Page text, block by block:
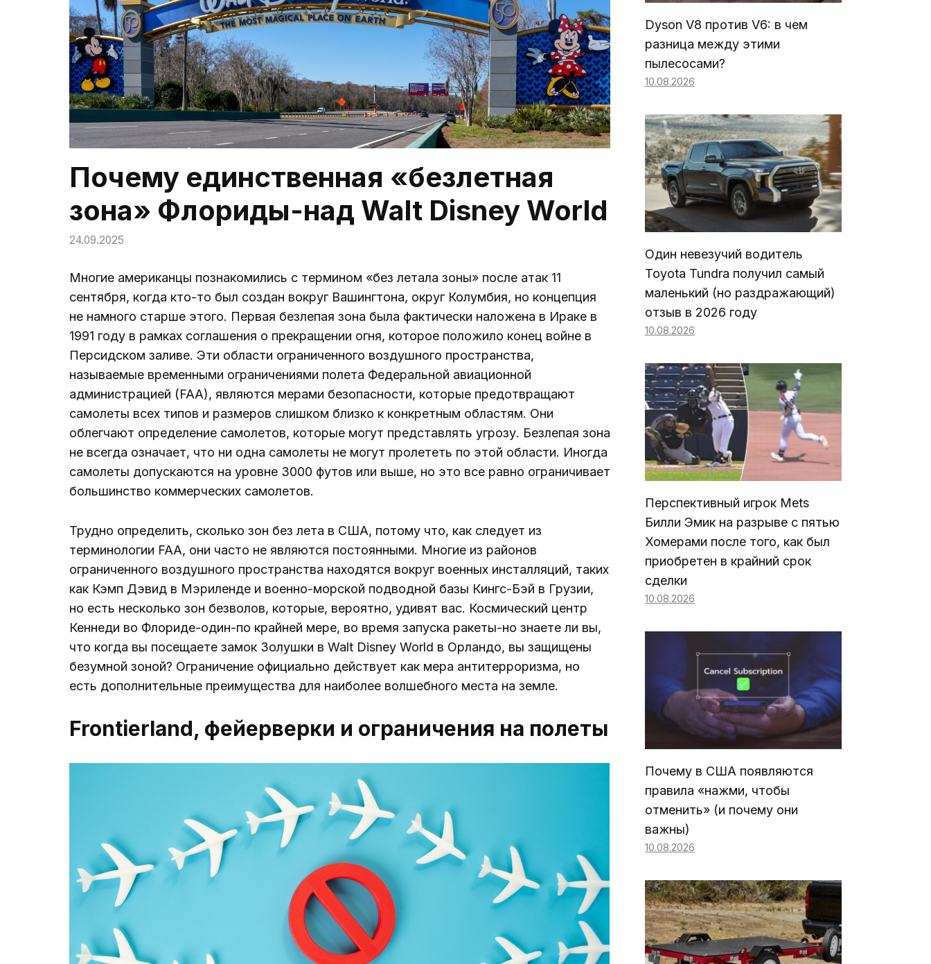
Почему единственная «безлетная
зона» Флориды-над Walt Disney World
24.09.2025
Многие американцы познакомились с термином «без летала зоны» после атак 11
сентября, когда кто-то был создан вокруг Вашингтона, округ Колумбия, но концепция
не намного старше этого. Первая безлепая зона была фактически наложена в Ираке в
1991 году в рамках соглашения о прекращении огня, которое положило конец войне в
Персидском заливе. Эти области ограниченного воздушного пространства,
называемые временными ограничениями полета Федеральной авиационной
администрацией (FAA), являются мерами безопасности, которые предотвращают
самолеты всех типов и размеров слишком близко к конкретным областям. Они
облегчают определение самолетов, которые могут представлять угрозу. Безлепая зона
не всегда означает, что ни одна самолеты не могут пролететь по этой области. Иногда
самолеты допускаются на уровне 3000 футов или выше, но это все равно ограничивает
большинство коммерческих самолетов.
Трудно определить, сколько зон без лета в США, потому что, как следует из
терминологии FAA, они часто не являются постоянными. Многие из районов
ограниченного воздушного пространства находятся вокруг военных инсталляций, таких
как Кэмп Дэвид в Мэриленде и военно-морской подводной базы Кингс-Бэй в Грузии,
но есть несколько зон безволов, которые, вероятно, удивят вас. Космический центр
Кеннеди во Флориде-один-по крайней мере, во время запуска ракеты-но знаете ли вы,
что когда вы посещаете замок Золушки в Walt Disney World в Орландо, вы защищены
безумной зоной? Ограничение официально действует как мера антитерроризма, но
есть дополнительные преимущества для наиболее волшебного места на земле.
Frontierland, фейерверки и ограничения на полеты
Dyson V8 против V6: в чем
разница между этими
пылесосами?
10.08.2026
Один невезучий водитель
Toyota Tundra получил самый
маленький (но раздражающий)
отзыв в 2026 году
10.08.2026
Перспективный игрок Mets
Билли Эмик на разрыве с пятью
Хомерами после того, как был
приобретен в крайний срок
сделки
10.08.2026
Почему в США появляются
правила «нажми, чтобы
отменить» (и почему они
важны)
10.08.2026